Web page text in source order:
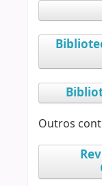
Outros